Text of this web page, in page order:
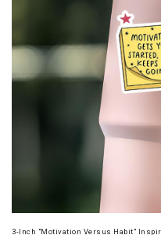
3-Inch "Motivation Versus Habit"